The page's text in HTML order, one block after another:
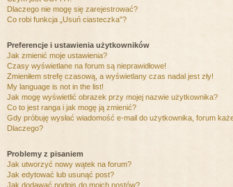
Dlaczego nie mogę się zarejestrować?
Co robi funkcja „Usuń ciasteczka”?
Preferencje i ustawienia użytkowników
Jak zmienić moje ustawienia?
Czasy wyświetlane na forum są nieprawidłowe!
Zmieniłem strefę czasową, a wyświetlany czas nadal jest zły!
My language is not in the list!
Jak mogę wyświetlić obrazek przy mojej nazwie użytkownika?
Co to jest ranga i jak mogę ją zmienić?
Gdy próbuję wysłać wiadomość e-mail do użytkownika, forum
Dlaczego?
Problemy z pisaniem
Jak utworzyć nowy wątek na forum?
Jak edytować lub usunąć post?
Jak dodawać podpis do moich postów?